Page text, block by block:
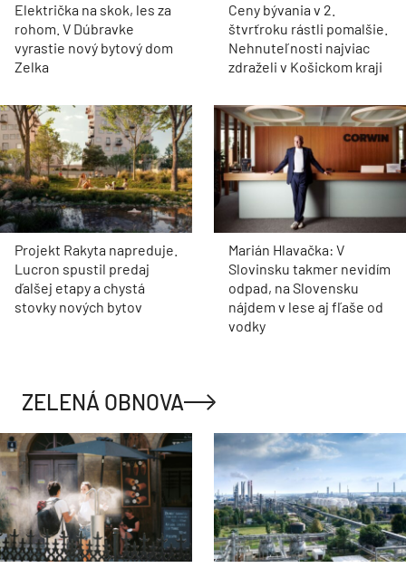
Električka na skok, les za
rohom. V Dúbravke
vyrastie nový bytový dom
Zelka
Ceny bývania v 2.
štvrťroku rástli pomalšie.
Nehnuteľnosti najviac
zdraželi v Košickom kraji
Projekt Rakyta napreduje.
Lucron spustil predaj
ďalšej etapy a chystá
stovky nových bytov
Marián Hlavačka: V
Slovinsku takmer nevidím
odpad, na Slovensku
nájdem v lese aj fľaše od
vodky
ZELENÁ OBNOVA